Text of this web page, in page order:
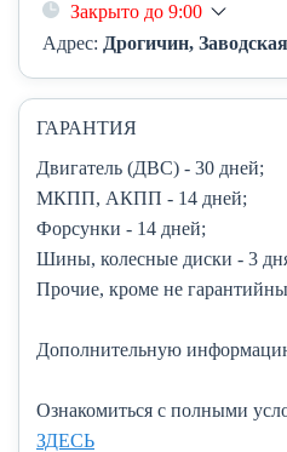
Закрыто до 9:00
Адрес: Дрогичин,
ГАРАНТИЯ
Двигатель (ДВС) - 30 дней;
МКПП, АКПП - 14 дней;
Форсунки - 14 дней;
Шины, колесные диски - 3
Прочие, кроме не
Дополнительную
Ознакомиться с полными
ЗДЕСЬ